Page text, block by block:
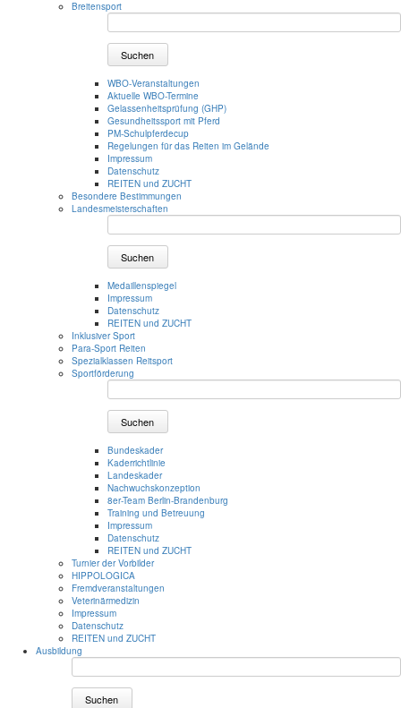
Breitensport
Suchen
WBO-Veranstaltungen
Aktuelle WBO-Termine
Gelassenheitsprüfung (GHP)
Gesundheitssport mit Pferd
PM-Schulpferdecup
Regelungen für das Reiten im Gelände
Impressum
Datenschutz
REITEN und ZUCHT
Besondere Bestimmungen
Landesmeisterschaften
Suchen
Medaillenspiegel
Impressum
Datenschutz
REITEN und ZUCHT
Inklusiver Sport
Para-Sport Reiten
Spezialklassen Reitsport
Sportförderung
Suchen
Bundeskader
Kaderrichtlinie
Landeskader
Nachwuchskonzeption
8er-Team Berlin-Brandenburg
Training und Betreuung
Impressum
Datenschutz
REITEN und ZUCHT
Turnier der Vorbilder
HIPPOLOGICA
Fremdveranstaltungen
Veterinärmedizin
Impressum
Datenschutz
REITEN und ZUCHT
Ausbildung
Suchen